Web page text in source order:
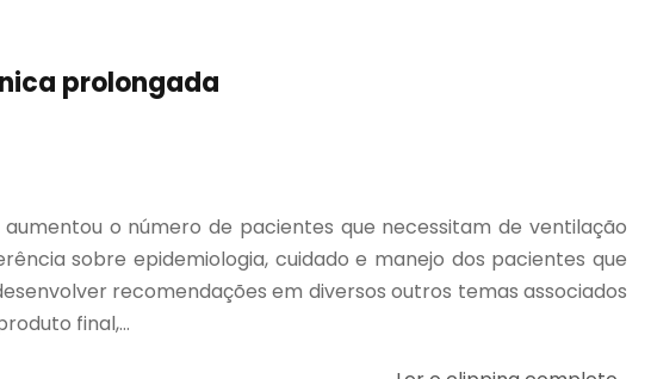
prolongada
o número de pacientes que necessitam de ventilação
sobre epidemiologia, cuidado e manejo dos pacientes que
recomendações em diversos outros temas associados
final,...